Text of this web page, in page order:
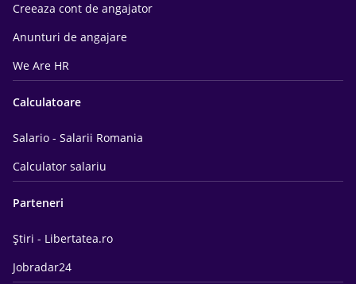
Creeaza cont de angajator
Anunturi de angajare
We Are HR
Calculatoare
Salario - Salarii Romania
Calculator salariu
Parteneri
Știri - Libertatea.ro
Jobradar24